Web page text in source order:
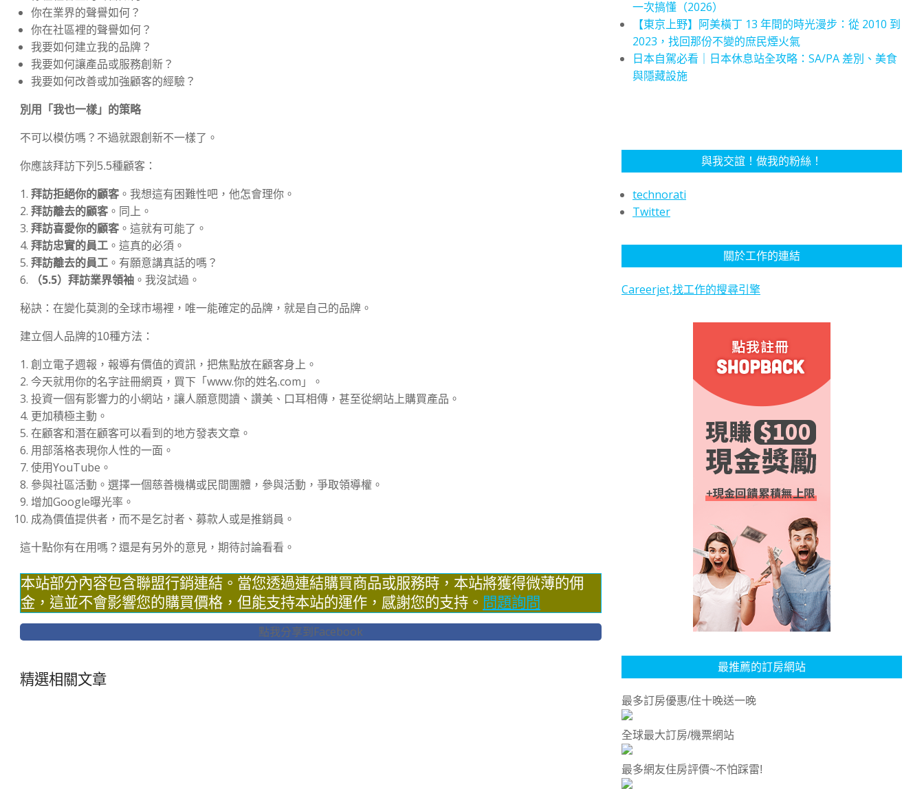
你在業界的聲譽如何？
你在社區裡的聲譽如何？
我要如何建立我的品牌？
我要如何讓產品或服務創新？
我要如何改善或加強顧客的經驗？
別用「我也一樣」的策略
不可以模仿嗎？不過就跟創新不一樣了。
你應該拜訪下列5.5種顧客：
拜訪拒絕你的顧客 。我想這有困難性吧，他怎會理你。
拜訪離去的顧客 。同上。
拜訪喜愛你的顧客 。這就有可能了。
拜訪忠實的員工 。這真的必須。
拜訪離去的員工 。有願意講真話的嗎？
（5.5）拜訪業界領袖 。我沒試過。
秘訣： 在變化莫測的全球市場裡，唯一能確定的品牌，就是自己的品牌 。
建立個人品牌的10種方法：
創立電子週報，報導有價值的資訊，把焦點放在顧客身上。
今天就用你的名字註冊網頁，買下「www.你的姓名.com」。
投資一個有影響力的小網站，讓人願意閱讀、讚美、口耳相傳，甚至從網站上購買產品。
更加積極主動。
在顧客和潛在顧客可以看到的地方發表文章。
用部落格表現你人性的一面。
使用YouTube。
參與社區活動。選擇一個慈善機構或民間團體，參與活動，爭取領導權。
增加Google曝光率。
成為價值提供者，而不是乞討者、募款人或是推銷員。
這十點你有在用嗎？還是有另外的意見，期待討論看看。
本站部分內容包含聯盟行銷連結。當您透過連結購買商品或服務時，本站將獲得微薄的佣
金，這並不會影響您的購買價格，但能支持本站的運作，感謝您的支持。 問題詢問
點我分享到Facebook
精選相關文章
一次搞懂（2026）
【東京上野】阿美橫丁 13 年間的時光漫步：從 2010 到
2023，找回那份不變的庶民煙火氣
日本自駕必看｜日本休息站全攻略：SA/PA 差別、美食
與隱藏設施
與我交誼！做我的粉絲！
technorati
Twitter
關於工作的連結
Careerjet,找工作的搜尋引擎
最推薦的訂房網站
最多訂房優惠/住十晚送一晚
全球最大訂房/機票網站
最多網友住房評價~不怕踩雷!